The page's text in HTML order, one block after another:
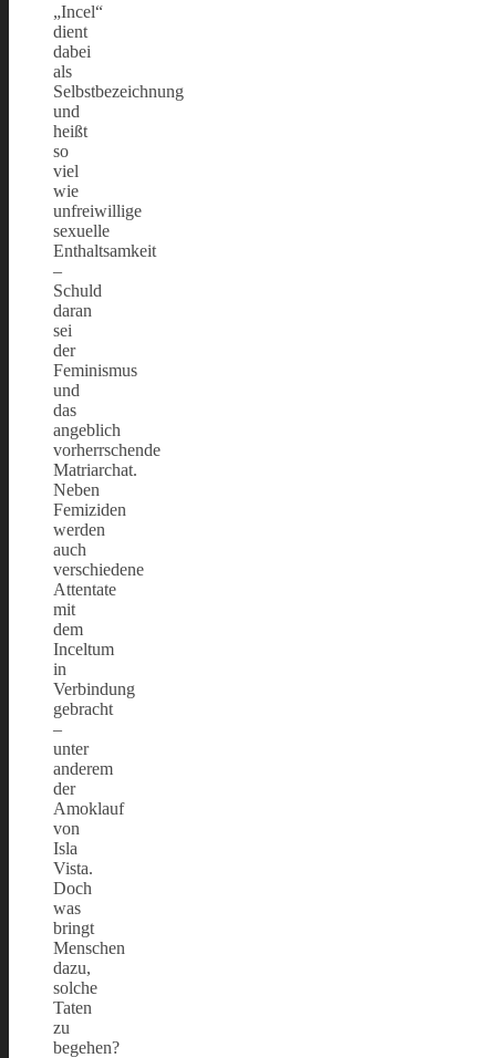
„Incel“
dient
dabei
als
Selbstbezeichnung
und
heißt
so
viel
wie
unfreiwillige
sexuelle
Enthaltsamkeit
–
Schuld
daran
sei
der
Feminismus
und
das
angeblich
vorherrschende
Matriarchat.
Neben
Femiziden
werden
auch
verschiedene
Attentate
mit
dem
Inceltum
in
Verbindung
gebracht
–
unter
anderem
der
Amoklauf
von
Isla
Vista.
Doch
was
bringt
Menschen
dazu,
solche
Taten
zu
begehen?